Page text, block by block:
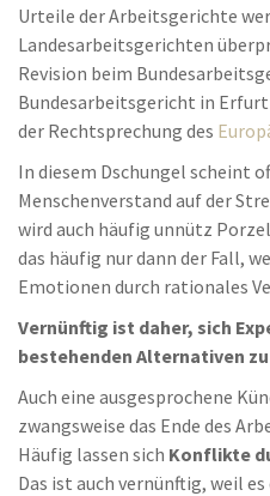
Urteile der Arbeitsgerichte
Landesarbeitsgerichten
Revision beim
Bundesarbeitsgericht in
der Rechtsprechung des
In diesem Dschungel scheint
Menschenverstand auf der
wird auch häufig unnütz
das häufig nur dann der Fall,
Emotionen durch rationales
Vernünftig ist daher, sich
bestehenden Alternativen
Auch eine ausgesprochene
zwangsweise das Ende des
Häufig lassen sich Konflikte
Das ist auch vernünftig, weil